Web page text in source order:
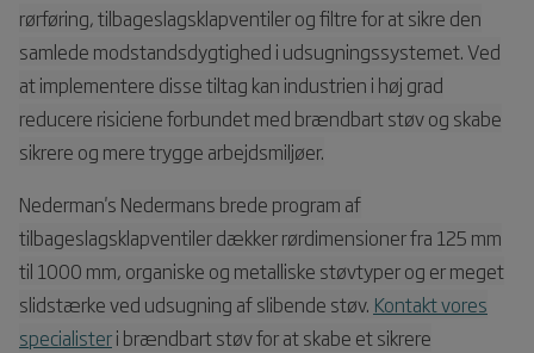
rørføring,tilbageslagsklapventilerog filtre for at sikre den
samlede modstandsdygtighed i udsugningssystemet. Ved
at implementere disse tiltag kan industrien i høj grad
reducere risiciene forbundet med brændbart støv og skabe
sikrere og mere trygge arbejdsmiljøer.
Nederman's Nedermans brede program af
tilbageslagsklapventiler dækker rørdimensioner fra 125 mm
til 1000 mm, organiske og metalliske støvtyper og er meget
slidstærke ved udsugning af slibende støv. Kontakt vores
specialisteri brændbart støv for at skabe et sikrere